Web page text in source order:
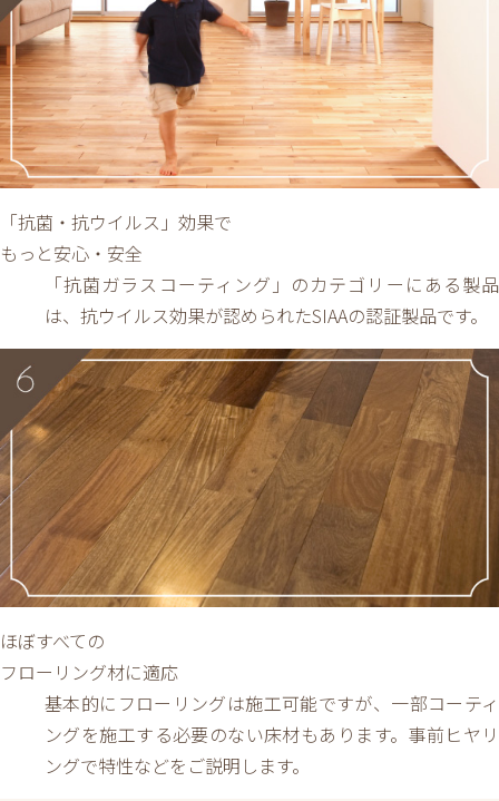
「抗菌・抗ウイルス」効果で
もっと安心・安全
「抗菌ガラスコーティング」のカテゴリーにある製品
は、抗ウイルス効果が認められたSIAAの認証製品です。
ほぼすべての
フローリング材に適応
基本的にフローリングは施工可能ですが、一部コーティ
ングを施工する必要のない床材もあります。事前ヒヤリ
ングで特性などをご説明します。